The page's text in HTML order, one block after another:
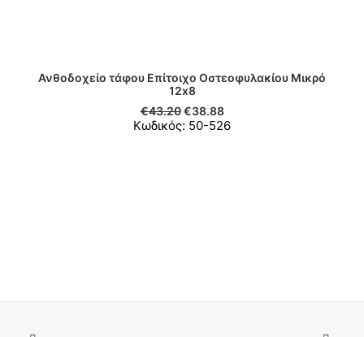
ΠΡΟΣΘΉΚΗ ΣΤΟ ΚΑΛΆΘΙ
Ανθοδοχείο τάφου Επίτοιχο Οστεοφυλακίου Μικρό
12x8
€43.20 €38.88
Κωδικός: 50-526